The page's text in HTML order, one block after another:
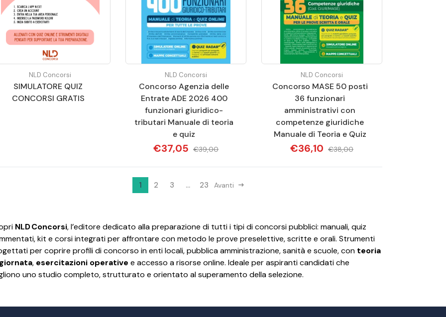
NLD Concorsi
SIMULATORE QUIZ
CONCORSI GRATIS
NLD Concorsi
Concorso Agenzia delle
Entrate ADE 2026 400
funzionari giuridico-
tributari Manuale di teoria
e quiz
€37,05 €39,00
NLD Concorsi
Concorso MASE 50 posti
36 funzionari
amministrativi con
competenze giuridiche
Manuale di Teoria e Quiz
€36,10 €38,00
1 2 3 ... 23 Avanti
NLD Concorsi, l’editore dedicato alla preparazione di tutti i tipi di concorsi pubblici: manuali, quiz
kit e corsi integrati per affrontare con metodo le prove preselettive, scritte e orali. Strumenti
per coprire profili di concorso in enti locali, pubblica amministrazione, sanità e scuole, con teoria
, esercitazioni operative e accesso a risorse online. Ideale per aspiranti candidati che
uno studio completo, strutturato e orientato al superamento della selezione.